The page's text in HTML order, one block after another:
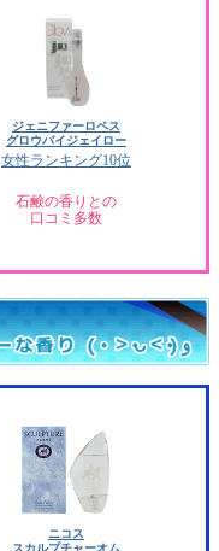
ジェニファーロペス
グロウバイジェイロー
女性ランキング10位
石鹸の香りとの
口コミ多数
ニコス
スカルプチャーオム